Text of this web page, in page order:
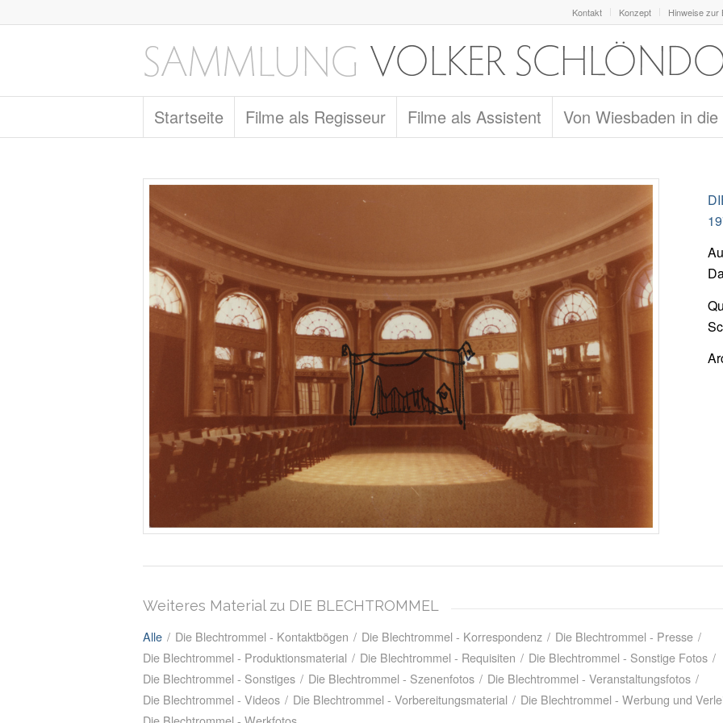
Kontakt Konzept Hinweise zur
Startseite Filme als Regisseur Filme als Assistent Von Wiesbaden in die
Weiteres Material zu DIE BLECHTROMMEL
Alle / Die Blechtrommel - Kontaktbögen / Die Blechtrommel - Korrespondenz / Die Blechtrommel - Presse /
Die Blechtrommel - Produktionsmaterial / Die Blechtrommel - Requisiten / Die Blechtrommel - Sonstige Fotos /
Die Blechtrommel - Sonstiges / Die Blechtrommel - Szenenfotos / Die Blechtrommel - Veranstaltungsfotos /
Die Blechtrommel - Videos / Die Blechtrommel - Vorbereitungsmaterial / Die Blechtrommel - Werbung und